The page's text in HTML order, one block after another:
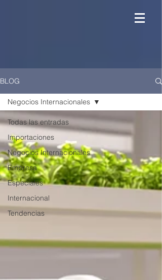
BLOG
Todas las entradas
Importaciones
Negocios Internacionales
Empresa
Especiales
Internacional
Tendencias
Negocios Internacionales